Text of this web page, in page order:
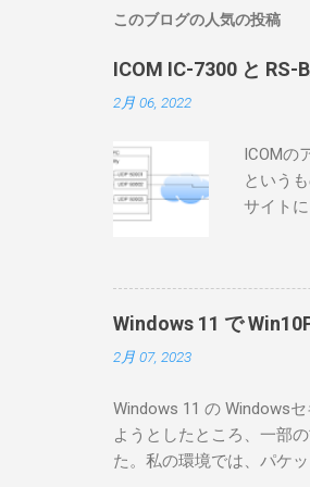
このブログの人気の投稿
ICOM IC-7300 と RS-
2月 06, 2022
ICOMの
という
サイト
で、ハ
RS-
が持っ
が少な
にある
を行う
Windows 11 で
2月 07, 2023
Windows 11 の Windows
ようとしたところ、一部
た。私の環境では、パケ